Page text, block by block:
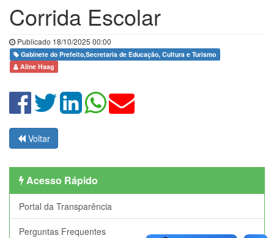
Corrida Escolar
Publicado 18/10/2025 00:00
Gabinete do Prefeito,Secretaria de Educação, Cultura e Turismo
Aline Haag
Voltar
Acesso Rápido
Portal da Transparência
Perguntas Frequentes